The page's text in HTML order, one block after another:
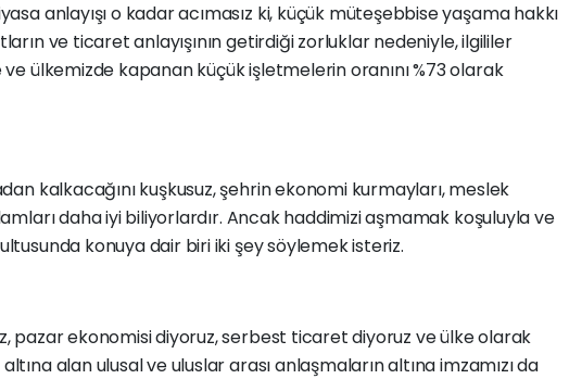
anlayışı o kadar acımasız ki, küçük müteşebbise yaşama hakkı
ve ticaret anlayışının getirdiği zorluklar nedeniyle, ilgililer
ülkemizde kapanan küçük işletmelerin oranını %73 olarak
kalkacağını kuşkusuz, şehrin ekonomi kurmayları, meslek
daha iyi biliyorlardır. Ancak haddimizi aşmamak koşuluyla ve
konuya dair biri iki şey söylemek isteriz.
pazar ekonomisi diyoruz, serbest ticaret diyoruz ve ülke olarak
alan ulusal ve uluslar arası anlaşmaların altına imzamızı da